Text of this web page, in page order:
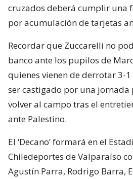
cruzados deberá cumplir una
por acumulación de tarjetas
Recordar que Zuccarelli no
banco ante los pupilos de
quienes vienen de derrotar 3-
ser castigado por una jornada
volver al campo tras el
ante Palestino.
El ‘Decano’ formará en el
Chiledeportes de Valparaíso
Agustín Parra, Rodrigo Barra,